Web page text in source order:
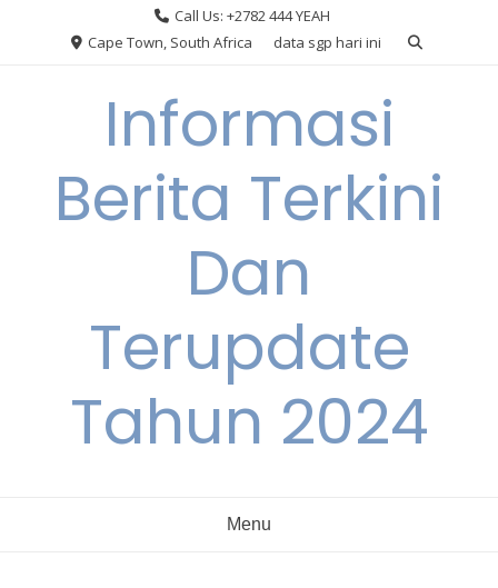
Call Us: +2782 444 YEAH
Cape Town, South Africa
data sgp hari ini
Informasi
Berita Terkini
Dan
Terupdate
Tahun 2024
Menu